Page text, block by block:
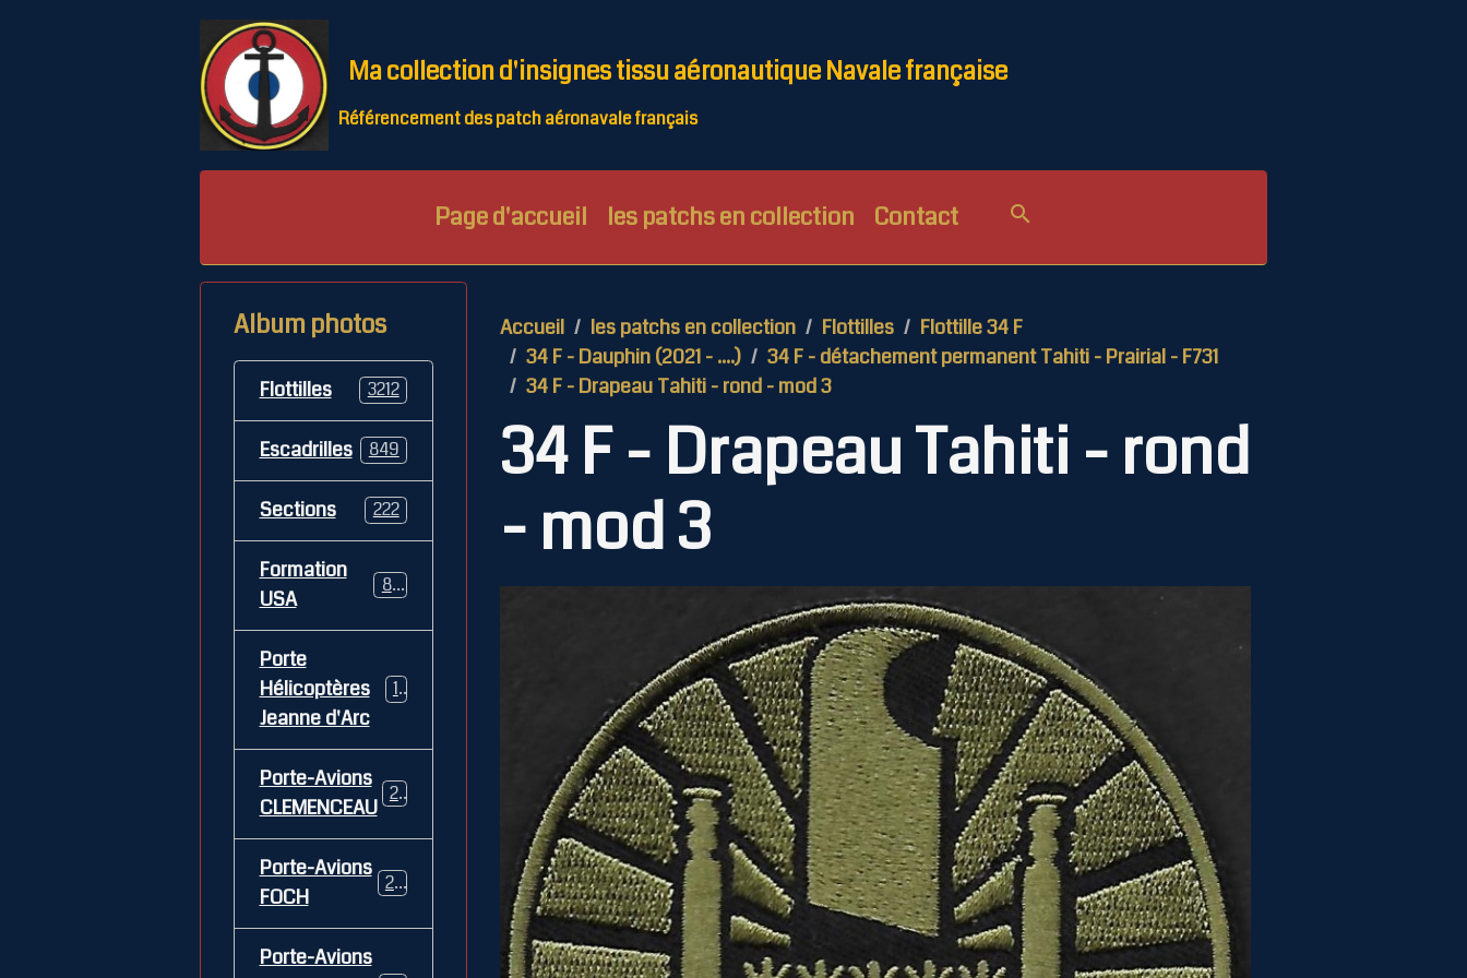
Ma collection d'insignes tissu aéronautique Navale française
Référencement des patch aéronavale français
Page d'accueil les patchs en collection Contact
Accueil les patchs en collection Flottilles
Flottille 34 F
34 F - Dauphin (2021 - ....)
34 F - détachement permanent Tahiti - Prairial - F731
34 F - Drapeau Tahiti - rond - mod 3
34 F - Drapeau Tahiti - rond
- mod 3
Album photos
Flottilles 3212
Escadrilles 849
Sections 222
Formation
USA
84
Porte
Hélicoptères
Jeanne d'Arc
12
Porte-Avions
CLEMENCEAU
26
Porte-Avions
FOCH
29
Porte-Avions